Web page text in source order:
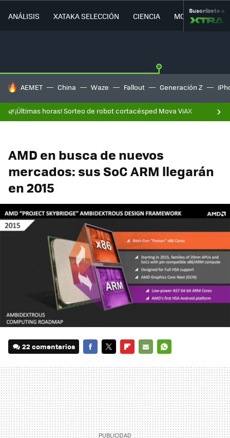
ANÁLISIS XATAKA SELECCIÓN CIENCIA MOVILIDAD
Suscríbete a
HOY SE HABLA DE
AEMET China Waze Fallout Generación Z
🌿¡Últimas horas! Sorteo de robot cortacésped Mova ViAX
AMD en busca de nuevos
mercados: sus SoC ARM llegarán
en 2015
22 comentarios
MAIL